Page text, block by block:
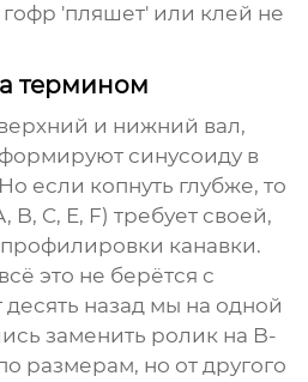
'пляшет' или клей не
термином
и нижний вал,
синусоиду в
если копнуть глубже, то
C, E, F) требует своей,
канавки.
это не берётся с
назад мы на одной
заменить ролик на B-
размерам, но от другого